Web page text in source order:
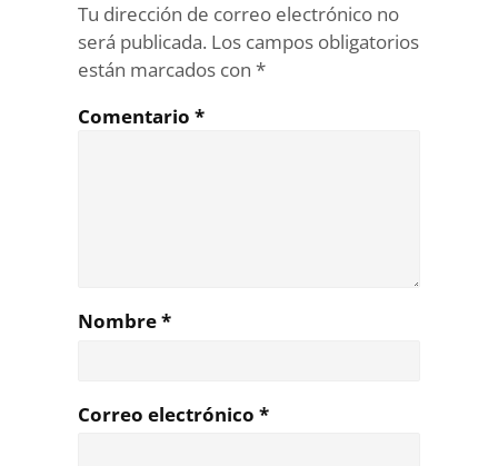
Tu dirección de correo electrónico no
será publicada. Los campos obligatorios
están marcados con *
Comentario *
Nombre*
Correo electrónico *